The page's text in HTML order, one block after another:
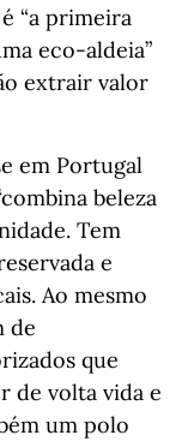
“a primeira
eco-aldeia”
extrair valor
em Portugal
beleza
Tem
e
Ao mesmo
de
que
de volta vida e
um polo